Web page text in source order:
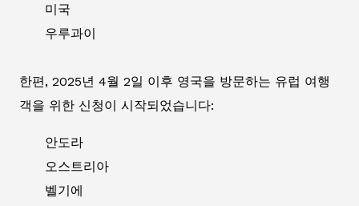
미국
우루과이
한편, 2025년 4월 2일 이후 영국을 방문하는 유럽 여행
객을 위한 신청이 시작되었습니다:
안도라
오스트리아
벨기에